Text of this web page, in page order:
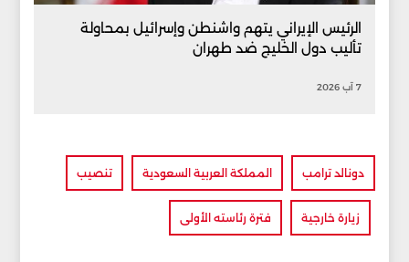
الرئيس الإيراني يتهم واشنطن وإسرائيل بمحاولة
تأليب دول الخليج ضد طهران
7 آب 2026
دونالد ترامب المملكة العربية السعودية تنصيب
زيارة خارجية فترة رئاسته الأولى